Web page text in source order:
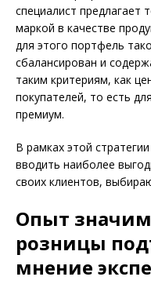
специалист предлагает
маркой в качестве
для этого портфель
сбалансирован и
таким критериям, как
покупателей, то есть
премиум.
В рамках этой
вводить наиболее
своих клиентов,
Опыт
розницы
мнение